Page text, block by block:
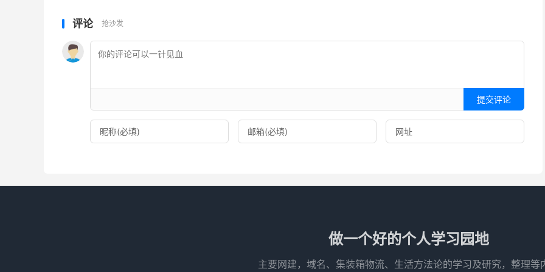
评论 抢沙发
提交评论
做一个好的个人学习园地
主要网建，域名、集装箱物流、生活方法论的学习及研究，整理等